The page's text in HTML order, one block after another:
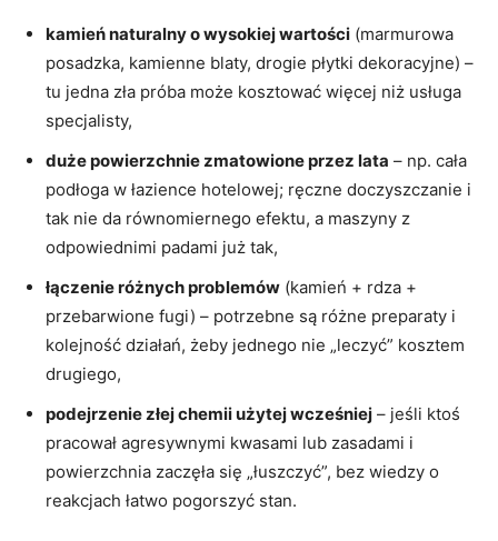
kamień naturalny o wysokiej wartości (marmurowa
posadzka, kamienne blaty, drogie płytki dekoracyjne) –
tu jedna zła próba może kosztować więcej niż usługa
specjalisty,
duże powierzchnie zmatowione przez lata – np. cała
podłoga w łazience hotelowej; ręczne doczyszczanie i
tak nie da równomiernego efektu, a maszyny z
odpowiednimi padami już tak,
łączenie różnych problemów (kamień + rdza +
przebarwione fugi) – potrzebne są różne preparaty i
kolejność działań, żeby jednego nie „leczyć” kosztem
drugiego,
podejrzenie złej chemii użytej wcześniej – jeśli ktoś
pracował agresywnymi kwasami lub zasadami i
powierzchnia zaczęła się „łuszczyć”, bez wiedzy o
reakcjach łatwo pogorszyć stan.